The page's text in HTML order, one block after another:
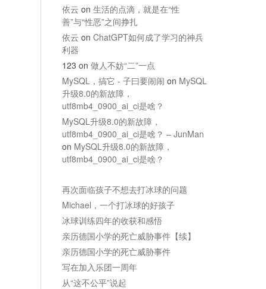
依云 on 生活的点滴，就是在“性
善”与“性恶”之间挣扎
依云 on ChatGPT如何成了学习的神兵
利器
123 on 做人不妨“二”一点
MySQL，搞它 - 子曰要闹闹 on MySQL
升级8.0的新故障，
utf8mb4_0900_ai_ci是啥？
MySQL升级8.0的新故障，
utf8mb4_0900_ai_ci是啥？ – JunMan
on MySQL升级8.0的新故障，
utf8mb4_0900_ai_ci是啥？
再次面临孩子不想去打冰球的问题
Michael，一个打冰球的好孩子
冰球训练四年的收获和感悟
亲历德国小学的死亡威胁事件【续】
亲历德国小学的死亡威胁事件
写在加入乐团一周年
从“这不公平”说起